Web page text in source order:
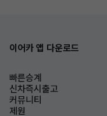
이어카 앱 다운로드
빠른승계
신차즉시출고
커뮤니티
제원